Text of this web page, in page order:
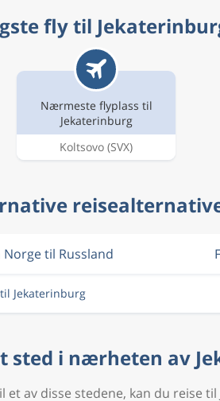
fly til
Nærmeste flyplass til
Jekaterinburg
Koltsovo (SVX)
Norge til Russland
Jekaterinburg
sted i nærheten av
et av disse stedene, kan du reise